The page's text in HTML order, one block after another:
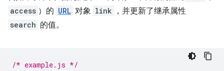
access ）的 URL 对象 link ，并更新了继承属性
search 的值。
/* example.js */